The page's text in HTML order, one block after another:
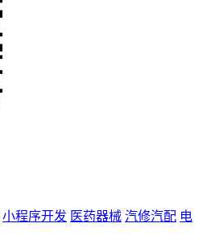
小程序开发 医药器械 汽修汽配 电